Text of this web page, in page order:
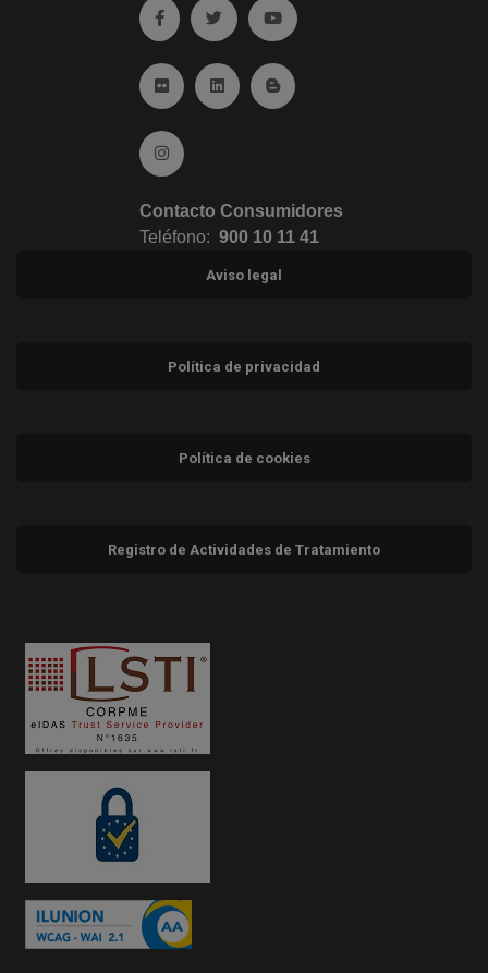
Ir a facebook (abre en ventana nueva)
Ir a twitter (abre en ventana nueva)
Ir a YouTube (abre en
Ir a Flickr (abre en ventana nueva)
Ir a Linkedin (abre en ventana nueva)
Ir al Blog (abre en ventana
Ir a Instagram (abre en ventana nueva)
Contacto Consumidores
Teléfono: 900 10 11 41
Aviso legal
Política de privacidad
Política de cookies
Registro de Actividades de Tratamiento